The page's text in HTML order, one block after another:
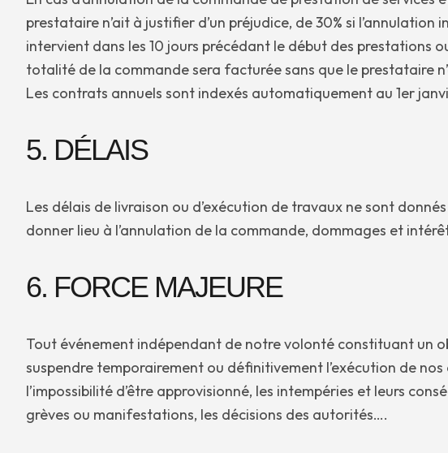
prestataire n’ait à justifier d’un préjudice, de 30% si
intervient dans les 10 jours précédant le début des prestations
totalité de la commande sera facturée sans que le prestataire
Les contrats annuels sont indexés automatiquement au 1er
5. DÉLAIS
Les délais de livraison ou d’exécution de travaux ne sont
donner lieu à l’annulation de la commande, dommages et
6. FORCE MAJEURE
Tout événement indépendant de notre volonté constituant un
suspendre temporairement ou définitivement l’exécution de
l’impossibilité d’être approvisionné, les intempéries et leurs
grèves ou manifestations, les décisions des autorités….